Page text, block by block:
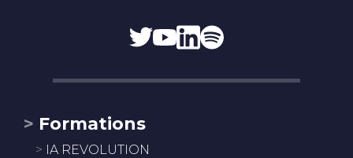
Formations
IA REVOLUTION